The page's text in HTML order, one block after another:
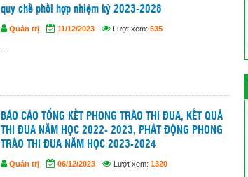
quy chế phối hợp nhiệm kỳ 2023-2028
Quản trị 11/12/2023 Lượt xem: 535
BÁO CÁO TỔNG KẾT PHONG TRÀO THI ĐUA, KẾT QUẢ
THI ĐUA NĂM HỌC 2022- 2023, PHÁT ĐỘNG PHONG
TRÀO THI ĐUA NĂM HỌC 2023-2024
Quản trị 06/12/2023 Lượt xem: 1320